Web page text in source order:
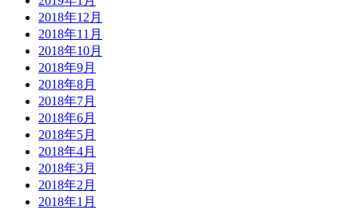
2018年12月
2018年11月
2018年10月
2018年9月
2018年8月
2018年7月
2018年6月
2018年5月
2018年4月
2018年3月
2018年2月
2018年1月